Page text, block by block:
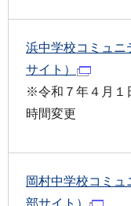
浜中学校コミュニ
サイト）
※令和７年４月１
時間変更
岡村中学校コミ